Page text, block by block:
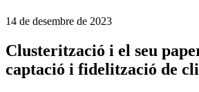
14 de desembre de 2023
Clusterització i el seu
captació i fidelització de